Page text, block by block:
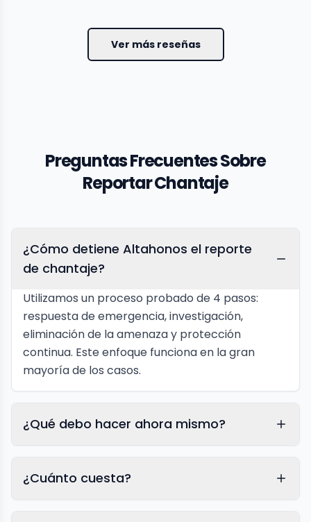
Ver más reseñas
Preguntas Frecuentes Sobre
Reportar Chantaje
¿Cómo detiene Altahonos el reporte
de chantaje?
Utilizamos un proceso probado de 4 pasos:
respuesta de emergencia, investigación,
eliminación de la amenaza y protección
continua. Este enfoque funciona en la gran
mayoría de los casos.
¿Qué debo hacer ahora mismo?
¿Cuánto cuesta?